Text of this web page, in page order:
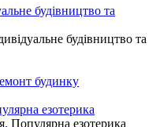
будівництво та
будівництво та
будинку
езотерика
Популярна езотерика